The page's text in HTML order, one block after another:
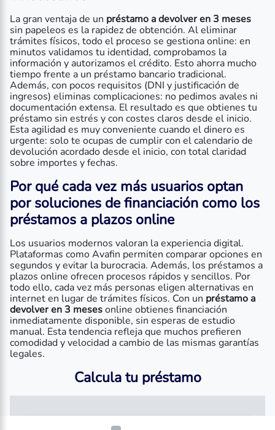
La gran ventaja de un préstamo a devolver en 3 meses
sin papeleos es la rapidez de obtención. Al eliminar
trámites físicos, todo el proceso se gestiona online: en
minutos validamos tu identidad, comprobamos la
información y autorizamos el crédito. Esto ahorra mucho
tiempo frente a un préstamo bancario tradicional.
Además, con pocos requisitos (DNI y justificación de
ingresos) eliminas complicaciones: no pedimos avales ni
documentación extensa. El resultado es que obtienes tu
préstamo sin estrés y con costes claros desde el inicio.
Esta agilidad es muy conveniente cuando el dinero es
urgente: solo te ocupas de cumplir con el calendario de
devolución acordado desde el inicio, con total claridad
sobre importes y fechas.
Por qué cada vez más usuarios optan
por soluciones de financiación como los
préstamos a plazos online
Los usuarios modernos valoran la experiencia digital.
Plataformas como Avafin permiten comparar opciones en
segundos y evitar la burocracia. Además, los préstamos a
plazos online ofrecen procesos rápidos y sencillos. Por
todo ello, cada vez más personas eligen alternativas en
internet en lugar de trámites físicos. Con un préstamo a
devolver en 3 mesesonline obtienes financiación
inmediatamente disponible, sin esperas de estudio
manual. Esta tendencia refleja que muchos prefieren
comodidad y velocidad a cambio de las mismas garantías
legales.
Calcula tu préstamo